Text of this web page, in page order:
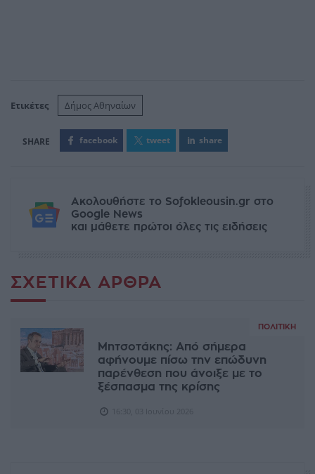
Ετικέτες Δήμος Αθηναίων
facebook tweet share
Ακολουθήστε το Sofokleousin.gr στο
Google News
και μάθετε πρώτοι όλες τις ειδήσεις
ΣΧΕΤΙΚΆ ΆΡΘΡΑ
ΠΟΛΙΤΙΚΉ
Μητσοτάκης: Από σήμερα
αφήνουμε πίσω την επώδυνη
παρένθεση που άνοιξε με το
ξέσπασμα της κρίσης